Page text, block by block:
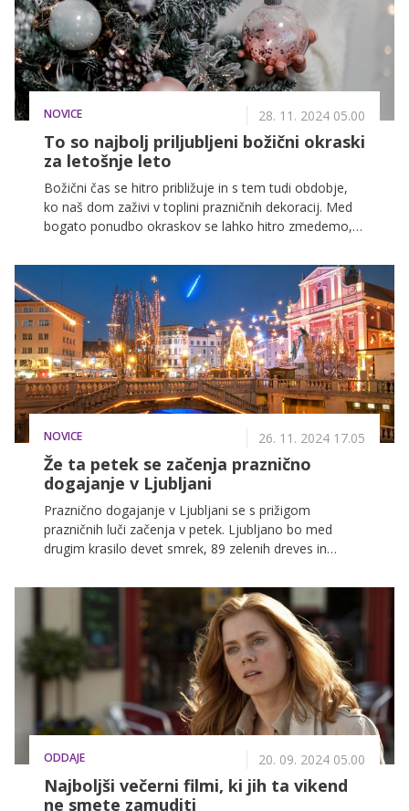
NOVICE 28. 11. 2024 05.00
To so najbolj priljubljeni božični okraski
za letošnje leto
Božični čas se hitro približuje in s tem tudi obdobje,
ko naš dom zaživi v toplini prazničnih dekoracij. Med
bogato ponudbo okraskov se lahko hitro zmedemo,
združili nekaj uporabnih nasvetov, ki vam bodo
pomagali izbrati prave okraske ter ustvariti čudovito
praznično vzdušje v vašem domu.
NOVICE 26. 11. 2024 17.05
Že ta petek se začenja praznično
dogajanje v Ljubljani
Praznično dogajanje v Ljubljani se s prižigom
prazničnih luči začenja v petek. Ljubljano bo med
drugim krasilo devet smrek, 89 zelenih dreves in
koncerti različnih glasbenih zvrsti. Tudi letos bo nebo
nad prestolnico na silvestrovo razsvetlil ognjemet,
napovedujejo na Mestni občini Ljubljana.
ODDAJE 20. 09. 2024 05.00
Najboljši večerni filmi, ki jih ta vikend
ne smete zamuditi